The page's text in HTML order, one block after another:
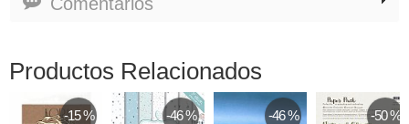
Productos Relacionados
-15 % -46 % -46 % -50 %